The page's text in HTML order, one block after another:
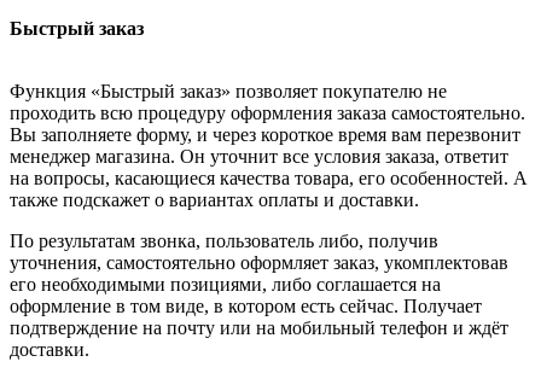
Быстрый заказ
Функция «Быстрый заказ» позволяет покупателю не
проходить всю процедуру оформления заказа самостоятельно.
Вы заполняете форму, и через короткое время вам перезвонит
менеджер магазина. Он уточнит все условия заказа, ответит
на вопросы, касающиеся качества товара, его особенностей. А
также подскажет о вариантах оплаты и доставки.
По результатам звонка, пользователь либо, получив
уточнения, самостоятельно оформляет заказ, укомплектовав
его необходимыми позициями, либо соглашается на
оформление в том виде, в котором есть сейчас. Получает
подтверждение на почту или на мобильный телефон и ждёт
доставки.